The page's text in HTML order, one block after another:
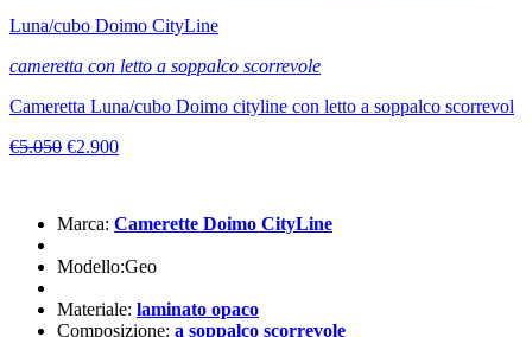
Luna/cubo Doimo CityLine
cameretta con letto a soppalco scorrevole
Cameretta Luna/cubo Doimo cityline con letto a soppalco scorrevol
€5.050 €2.900
Marca: Camerette Doimo CityLine
Modello:Geo
Materiale: laminato opaco
Composizione: a soppalco scorrevole